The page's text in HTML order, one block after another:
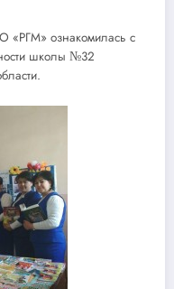
«РГМ» ознакомилась с
школы №32